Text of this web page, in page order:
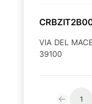
VIA DEL
39100
1